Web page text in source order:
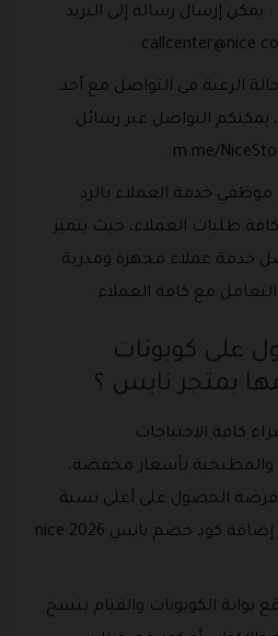
: يمكن إرسال رسالة إلى البريد
callcenter@nice.co
.
الرغبة في التواصل مع أحد
التواصل عبر رسائل
خدمة العملاء بالرد
طلبات العملاء، حيث يتميز
خدمة عملاء مجهزة ومدربة
مع كافة العملاء .
على كوبونات
بمتجر نايس ؟
كافة الاحتياجات
والمطبخية بأسعار مخفضة،
فرصة الحصول على أعلى نسبة
خصم مميزة وذلك عبر إضافة كود خصم نايس 2026 nice
بوابة الكوبونات والقيام بنسخ